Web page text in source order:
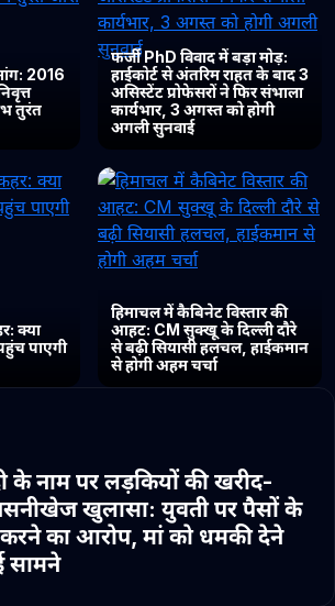
2016
तुरंत
फर्जी PhD विवाद में बड़ा मोड़:
हाईकोर्ट से अंतरिम राहत के बाद 3
असिस्टेंट प्रोफेसरों ने फिर संभाला
कार्यभार, 3 अगस्त को होगी
अगली सुनवाई
क्या
पाएगी
हिमाचल में कैबिनेट विस्तार की
आहट: CM सुक्खू के दिल्ली दौरे
से बढ़ी सियासी हलचल, हाईकमान
से होगी अहम चर्चा
के नाम पर लड़कियों की खरीद-
खुलासा: युवती पर पैसों के
करने का आरोप, मां को धमकी देने
सामने